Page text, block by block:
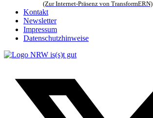
(Zur Internet-Präsenz von TransformERN)
Kontakt
Newsletter
Impressum
Datenschutzhinweise